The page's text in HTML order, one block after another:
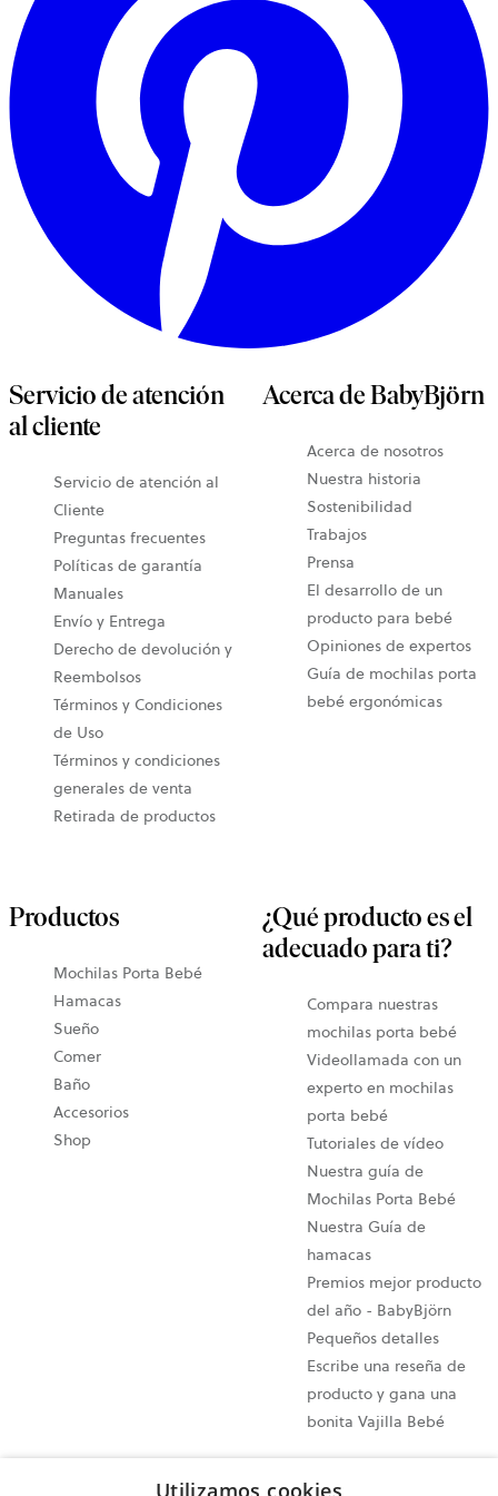
Servicio de atención
al cliente
Servicio de atención al
Cliente
Preguntas frecuentes
Políticas de garantía
Manuales
Envío y Entrega
Derecho de devolución y
Reembolsos
Términos y Condiciones
de Uso
Términos y condiciones
generales de venta
Retirada de productos
Acerca de BabyBjörn
Acerca de nosotros
Nuestra historia
Sostenibilidad
Trabajos
Prensa
El desarrollo de un
producto para bebé
Opiniones de expertos
Guía de mochilas porta
bebé ergonómicas
Productos
Mochilas Porta Bebé
Hamacas
Sueño
Comer
Baño
Accesorios
Shop
¿Qué producto es el
adecuado para ti?
Compara nuestras
mochilas porta bebé
Videollamada con un
experto en mochilas
porta bebé
Tutoriales de vídeo
Nuestra guía de
Mochilas Porta Bebé
Nuestra Guía de
hamacas
Premios mejor producto
del año - BabyBjörn
Pequeños detalles
Escribe una reseña de
producto y gana una
bonita Vajilla Bebé
Configuración de cookiesUtilizamos cookies